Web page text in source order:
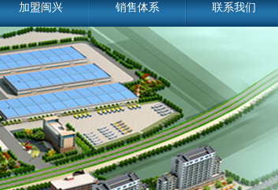
加盟闽兴 销售体系 联系我们